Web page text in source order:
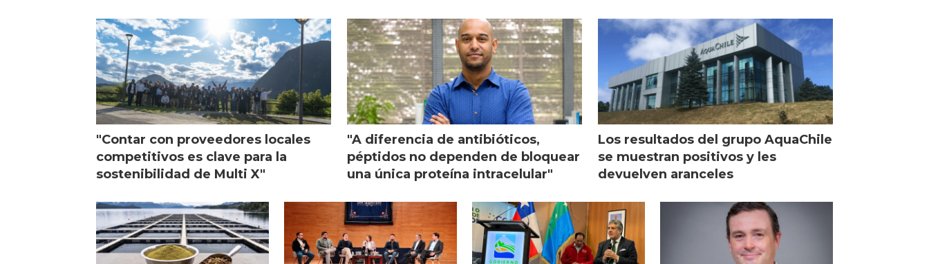
visión
Escocia
"Contar con proveedores locales
competitivos es clave para la
sostenibilidad de Multi X"
"A diferencia de antibióticos,
péptidos no dependen de bloquear
una única proteína intracelular"
Los resultados del grupo AquaChile
se muestran positivos y les
devuelven aranceles